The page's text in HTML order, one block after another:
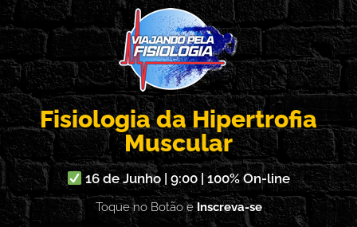
Fisiologia da Hipertrofia
Muscular
16 de Junho | 9:00 | 100% On-line
Toque no Botão eInscreva-se